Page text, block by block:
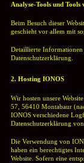
Analyse-Tools und
Beim Besuch dieser
geschieht vor allem mit
Detaillierte Informationen
Datenschutzerklärung.
2. Hosting IONOS
Wir hosten unsere
57, 56410 Montabaur
IONOS verschiedene
Datenschutzerklärung
Die Verwendung von
haben ein berechtigtes
Website. Sofern eine